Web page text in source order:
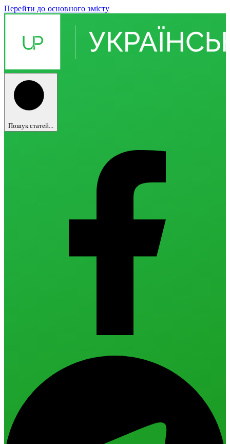
Перейти до основного змісту
Пошук статей...